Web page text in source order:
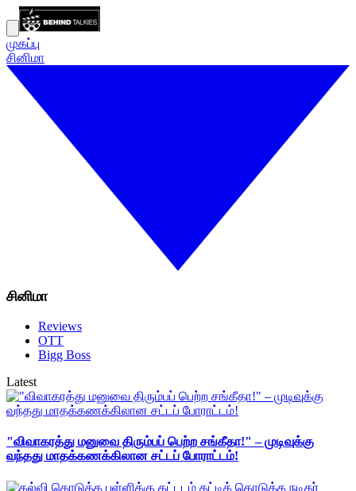
முகப்பு
சினிமா
சினிமா
Reviews
OTT
Bigg Boss
Latest
"விவாகரத்து மனுவை திரும்பப் பெற்ற சங்கீதா!" – முடிவுக்கு
வந்தது மாதக்கணக்கிலான சட்டப் போராட்டம்!